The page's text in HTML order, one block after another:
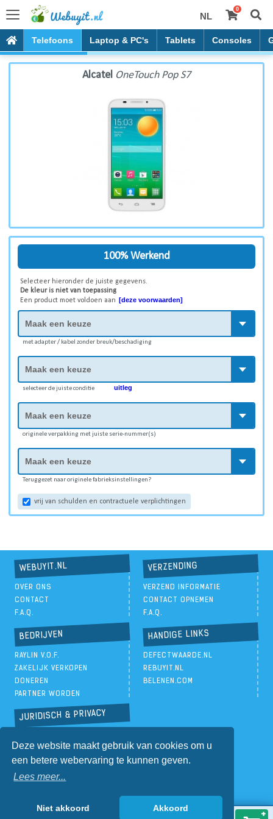
Deze website maakt gebruik van cookies om u
een betere webervaring te kunnen geven.
Lees meer...
Niet akkoord Akkoord
NL
0
Telefoons Laptop & PC's Tablets Consoles
Alcatel OneTouch Pop S7
Alcatel OneTouch Pop S7
100% Werkend
Selecteer hieronder de juiste gegevens.
De kleur is niet van toepassing
Een product moet voldoen aan [deze voorwaarden]
met adapter / kabel zonder breuk/beschadiging
selecteer de juiste conditie uitleg
originele verpakking met juiste serie-nummer(s)
Teruggezet naar originele fabrieksinstellingen?
vrij van schulden en contractuele verplichtingen
WEBUYIT.NL
OVER ONS
CONTACT
F.A.Q.
VERZENDING
VERZEND INFORMATIE
CONTACT OPNEMEN
F.A.Q.
BEDRIJVEN
RAYLIN V.O.F.
ZAKELIJK VERKOPEN
DONEREN
PARTNER WORDEN
HANDIGE LINKS
DEFECTWAARDE.NL
REBUYIT.NL
BELENEN.COM
JURIDISCH & PRIVACY
ALGEMENE VOORWAARDEN